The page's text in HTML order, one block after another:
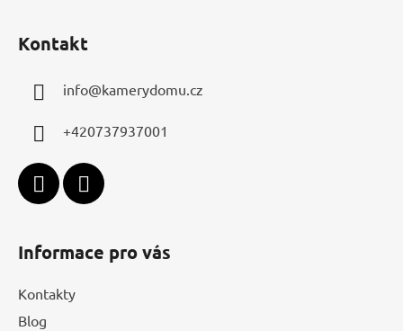
Kontakt
info@kamerydomu.cz
+420737937001
Informace pro vás
Kontakty
Blog